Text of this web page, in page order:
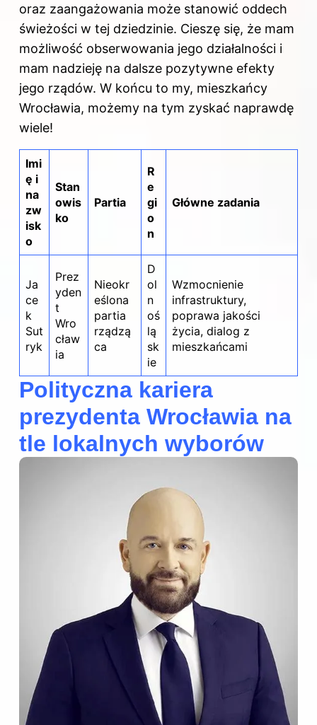
oraz zaangażowania może stanowić oddech
świeżości w tej dziedzinie. Cieszę się, że mam
możliwość obserwowania jego działalności i
mam nadzieję na dalsze pozytywne efekty
jego rządów. W końcu to my, mieszkańcy
Wrocławia, możemy na tym zyskać naprawdę
wiele!
Imi
ę i
na
zw
isk
o
Stan
owis
ko
Partia
R
e
gi
o
n
Główne zadania
Ja
ce
k
Sut
ryk
Prez
yden
t
Wro
cław
ia
Nieokr
eślona
partia
rządzą
ca
D
ol
n
oś
lą
sk
ie
Wzmocnienie
infrastruktury,
poprawa jakości
życia, dialog z
mieszkańcami
Polityczna kariera
prezydenta Wrocławia na
tle lokalnych wyborów